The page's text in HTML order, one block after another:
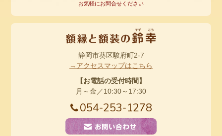
お気軽にお問合せください
静岡市葵区駿府町2-7
→アクセスマップはこちら
【お電話の受付時間】
月～金／10:30～17:30
054-253-1278